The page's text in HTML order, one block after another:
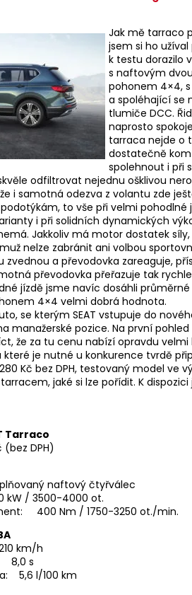
Jak mě tarraco
jsem si ho užíval
k testu dorazilo
s naftovým
pohonem 4×4, s
a spoléhající se
tlumiče DCC.
naprosto
tarraca nejde o
dostatečně
spolehnout i při
odfiltrovat nejednu ošklivou
i samotná odezva z volantu zde
to vše při velmi pohodlné
i při solidních dynamických
Jakkoliv má motor dostatek
nelze zabránit ani volbou
zvednou a převodovka zareaguje,
převodovka přeřazuje tak
jízdě jsme navíc dosáhli
4×4 velmi dobrá hodnota.
se kterým SEAT vstupuje do
manažerské pozice. Na první
že za tu cenu nabízí opravdu
které je nutné u konkurence tvrdě
Kč bez DPH, testovaný model ve
jaké si lze pořídit. K dispozici
Tarraco
DPH)
naftový čtyřválec
kW / 3500-4000 ot.
400 Nm / 1750-3250 ot./min.
km/h
8,0 s
5,6 l/100 km